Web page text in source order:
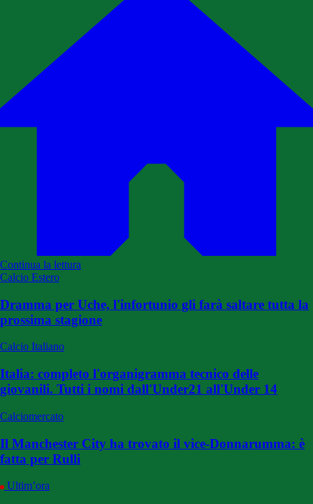
Continua la lettura
Calcio Estero
Dramma per Uche, l'infortunio gli farà saltare tutta la
prossima stagione
Calcio Italiano
Italia: completo l'organigramma tecnico delle
giovanili. Tutti i nomi dall'Under21 all'Under 14
Calciomercato
Il Manchester City ha trovato il vice-Donnarumma: è
fatta per Rulli
Ultim’ora